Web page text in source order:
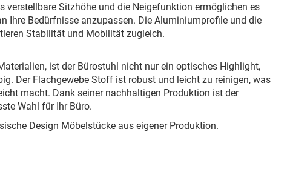
verstellbare Sitzhöhe und die Neigefunktion ermöglichen es
Ihre Bedürfnisse anzupassen. Die Aluminiumprofile und die
Stabilität und Mobilität zugleich.
ist der Bürostuhl nicht nur ein optisches Highlight,
Der Flachgewebe Stoff ist robust und leicht zu reinigen, was
macht. Dank seiner nachhaltigen Produktion ist der
Wahl für Ihr Büro.
Design Möbelstücke aus eigener Produktion.